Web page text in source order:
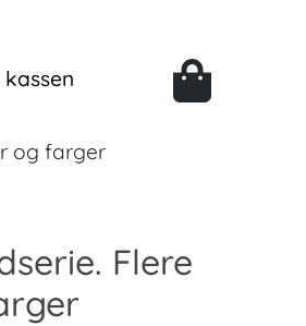
kassen
og farger
Flere